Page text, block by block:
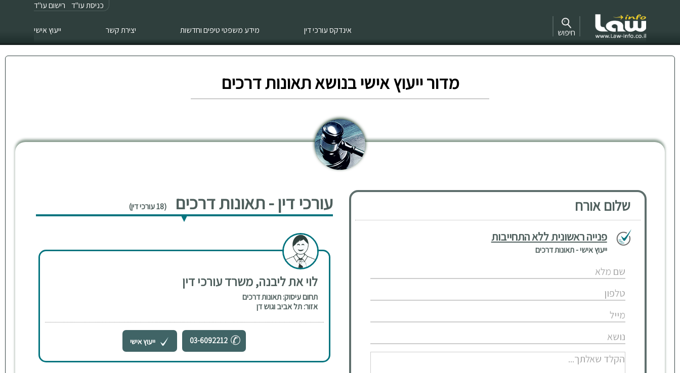
כניסת עו"ד רישום עו"ד
אינדקס עורכי דין מידע משפטי טיפים וחדשות יצירת קשר ייעוץ אישי חיפוש
מדור ייעוץ אישי בנושא תאונות דרכים
שלום אורח
פנייה ראשונית ללא התחייבות
ייעוץ אישי - תאונות דרכים
עורכי דין - תאונות דרכים (18 עורכי דין)
לוי את ליבנה, משרד עורכי דין
תחום עיסוק: תאונות דרכים
אזור: תל אביב וגוש דן
03-6092212 ייעוץ אישי